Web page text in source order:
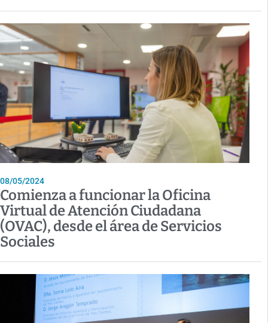
08/05/2024
Comienza a funcionar la Oficina
Virtual de Atención Ciudadana
(OVAC), desde el área de Servicios
Sociales